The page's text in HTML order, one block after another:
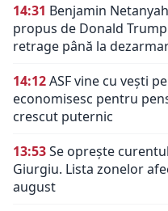
14:31 Benjamin
propus de Donald
retrage până la
14:12ASF vine cu vești
economisesc pentru
crescut puternic
13:53Se oprește
Giurgiu. Lista zonelor
august